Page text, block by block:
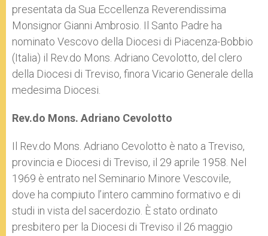
presentata da Sua Eccellenza Reverendissima
Monsignor Gianni Ambrosio. Il Santo Padre ha
nominato Vescovo della Diocesi di Piacenza-Bobbio
(Italia) il Rev.do Mons. Adriano Cevolotto, del clero
della Diocesi di Treviso, finora Vicario Generale della
medesima Diocesi.
Rev.do Mons. Adriano Cevolotto
Il Rev.do Mons. Adriano Cevolotto è nato a Treviso,
provincia e Diocesi di Treviso, il 29 aprile 1958. Nel
1969 è entrato nel Seminario Minore Vescovile,
dove ha compiuto l’intero cammino formativo e di
studi in vista del sacerdozio. È stato ordinato
presbitero per la Diocesi di Treviso il 26 maggio